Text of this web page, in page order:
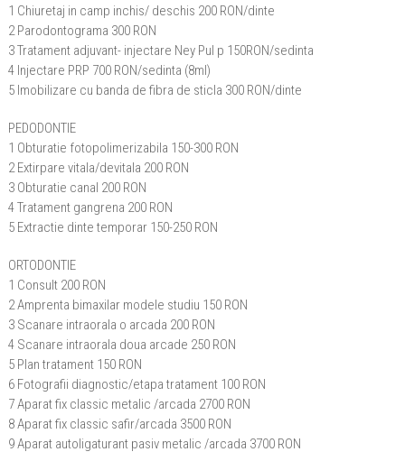
1 Chiuretaj in camp inchis/ deschis 200 RON/dinte
2 Parodontograma 300 RON
3 Tratament adjuvant- injectare Ney Pul p 150RON/sedinta
4 Injectare PRP 700 RON/sedinta (8ml)
5 Imobilizare cu banda de fibra de sticla 300 RON/dinte
PEDODONTIE
1 Obturatie fotopolimerizabila 150-300 RON
2 Extirpare vitala/devitala 200 RON
3 Obturatie canal 200 RON
4 Tratament gangrena 200 RON
5 Extractie dinte temporar 150-250 RON
ORTODONTIE
1 Consult 200 RON
2 Amprenta bimaxilar modele studiu 150 RON
3 Scanare intraorala o arcada 200 RON
4 Scanare intraorala doua arcade 250 RON
5 Plan tratament 150 RON
6 Fotografii diagnostic/etapa tratament 100 RON
7 Aparat fix classic metalic /arcada 2700 RON
8 Aparat fix classic safir/arcada 3500 RON
9 Aparat autoligaturant pasiv metalic /arcada 3700 RON